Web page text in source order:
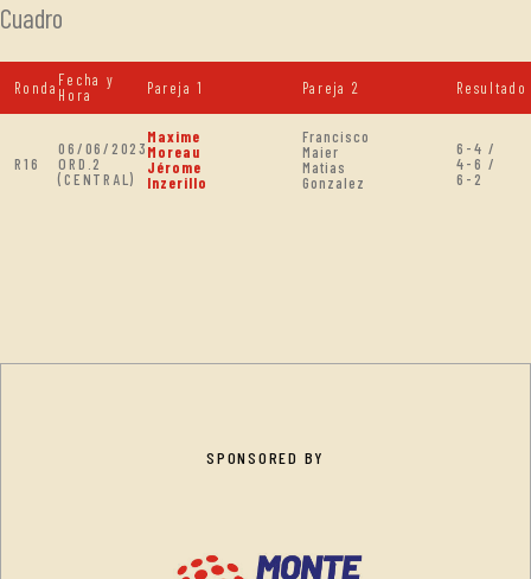
Cuadro
Ronda Fecha y
Hora
Pareja 1 Pareja 2 Resultado
R16
06/06/2023
ORD.2
(CENTRAL)
Maxime
Moreau
Jérome
Inzerillo
Francisco
Maier
Matias
Gonzalez
6-4 /
4-6 /
6-2
SPONSORED BY